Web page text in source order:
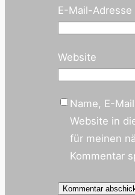
E-Mail-Adresse
Website
Name, E-
Website in
für meinen
Kommentar